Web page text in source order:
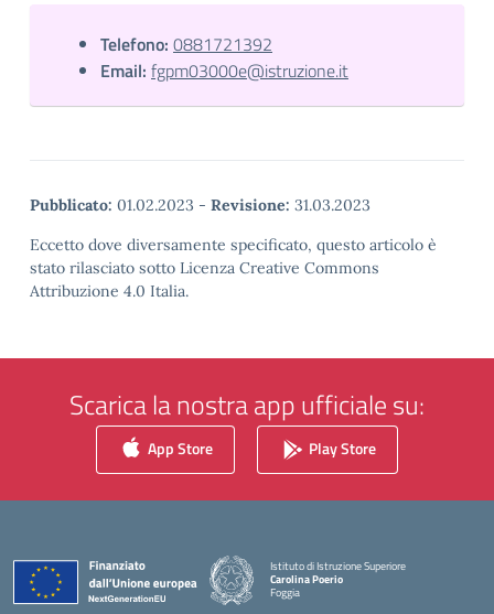
Telefono: 0881721392
Email: fgpm03000e@istruzione.it
Pubblicato: 01.02.2023 - Revisione: 31.03.2023
Eccetto dove diversamente specificato, questo articolo è
stato rilasciato sotto Licenza Creative Commons
Attribuzione 4.0 Italia.
Scarica la nostra app ufficiale su:
App Store Play Store
Istituto di Istruzione Superiore
Carolina Poerio
Foggia
— Visita la pagina iniziale della scuola